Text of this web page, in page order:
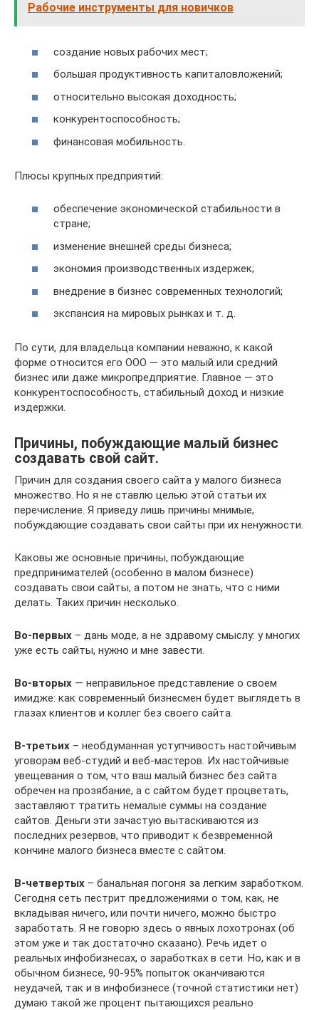
Рабочие инструменты для новичков
создание новых рабочих мест;
большая продуктивность капиталовложений;
относительно высокая доходность;
конкурентоспособность;
финансовая мобильность.
Плюсы крупных предприятий:
обеспечение экономической стабильности в
стране;
изменение внешней среды бизнеса;
экономия производственных издержек;
внедрение в бизнес современных технологий;
экспансия на мировых рынках и т. д.
По сути, для владельца компании неважно, к какой
форме относится его ООО — это малый или средний
бизнес или даже микропредприятие. Главное — это
конкурентоспособность, стабильный доход и низкие
издержки.
Причины, побуждающие малый бизнес
создавать свой сайт.
Причин для создания своего сайта у малого бизнеса
множество. Но я не ставлю целью этой статьи их
перечисление. Я приведу лишь причины мнимые,
побуждающие создавать свои сайты при их ненужности.
Каковы же основные причины, побуждающие
предпринимателей (особенно в малом бизнесе)
создавать свои сайты, а потом не знать, что с ними
делать. Таких причин несколько.
Во-первых – дань моде, а не здравому смыслу: у многих
уже есть сайты, нужно и мне завести.
Во-вторых — неправильное представление о своем
имидже: как современный бизнесмен будет выглядеть в
глазах клиентов и коллег без своего сайта.
В-третьих – необдуманная уступчивость настойчивым
уговорам веб-студий и веб-мастеров. Их настойчивые
увещевания о том, что ваш малый бизнес без сайта
обречен на прозябание, а с сайтом будет процветать,
заставляют тратить немалые суммы на создание
сайтов. Деньги эти зачастую вытаскиваются из
последних резервов, что приводит к безвременной
кончине малого бизнеса вместе с сайтом.
В-четвертых – банальная погоня за легким заработком.
Сегодня сеть пестрит предложениями о том, как, не
вкладывая ничего, или почти ничего, можно быстро
заработать. Я не говорю здесь о явных лохотронах (об
этом уже и так достаточно сказано). Речь идет о
реальных инфобизнесах, о заработках в сети. Но, как и в
обычном бизнесе, 90-95% попыток оканчиваются
неудачей, так и в инфобизнесе (точной статистики нет)
думаю такой же процент пытающихся реально